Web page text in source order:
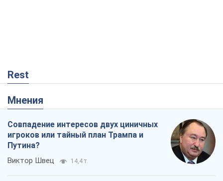
Rest
Мнения
Совпадение интересов двух циничных
игроков или тайный план Трампа и
Путина?
Виктор Швец 14,4 т.